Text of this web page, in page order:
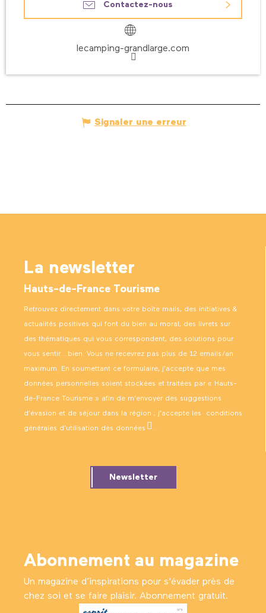
Contactez-nous
lecamping-grandlarge.com
Signaler une erreur
La newsletter
Hauts-de-France Tourisme
Retrouvez directement dans votre boîte mails, des initiatives &
actualités positives qui font du bien au moral, des livrets sur
des thématiques qui vous correspondent, des solutions pour
vous sentir… bien. Vous ne recevrez pas plus de 12 emails/an
maximum. En soumettant ce formulaire, j’accepte que mes
données personnelles soient stockées et traitées par « Hauts-
de-France Tourisme » afin de m’envoyer des suggestions
d’évasion et de séjour dans la région ; j’accepte les conditions
générales d’utilisation des données .
Newsletter
Abonnement au magazine
Un magazine d’inspirations pour s'évader près de
chez soi et se faire plaisir. Abonnement gratuit.